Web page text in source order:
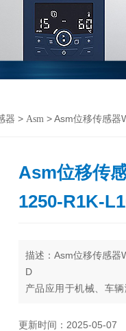
器 > Asm > Asm位移传感器
Asm位移传
1250-R1K-
描述：Asm位移传感器
D
产品应用于机械、车
更新时间：2025-05-07